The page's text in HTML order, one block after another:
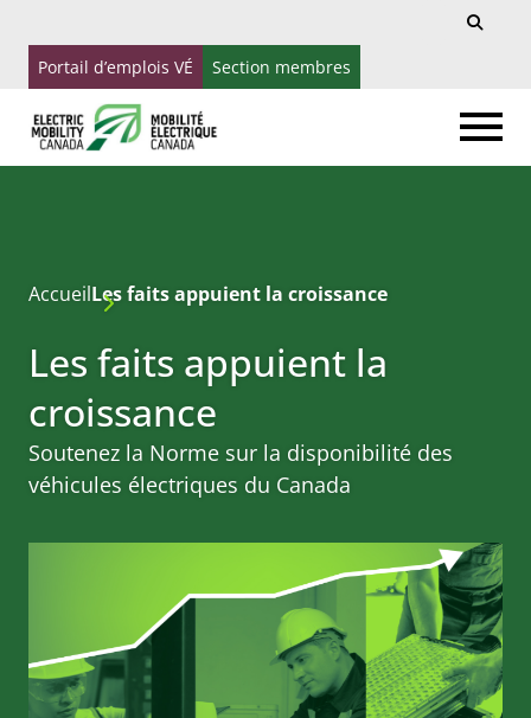
Recherche
Search
Portail d’emplois VÉ Section membres
AccueilLes faits appuient la croissance
Les faits appuient la
croissance
Soutenez la Norme sur la disponibilité des
véhicules électriques du Canada